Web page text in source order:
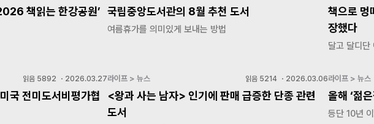
책읽는 한강공원’ 국립중앙도서관의 8월 추천 도서
여름휴가를 의미있게 보내는 방법
책으로 멍
장했다
달고 달디
읽음 5892 ・ 2026.03.27
국 전미도서비평가협
라이프 > 뉴스 읽음 5214・ 2026.03.06
<왕과 사는 남자> 인기에 판매 급증한 단종 관련
도서
라이프 > 뉴스
올해 ‘젊
등단 10년